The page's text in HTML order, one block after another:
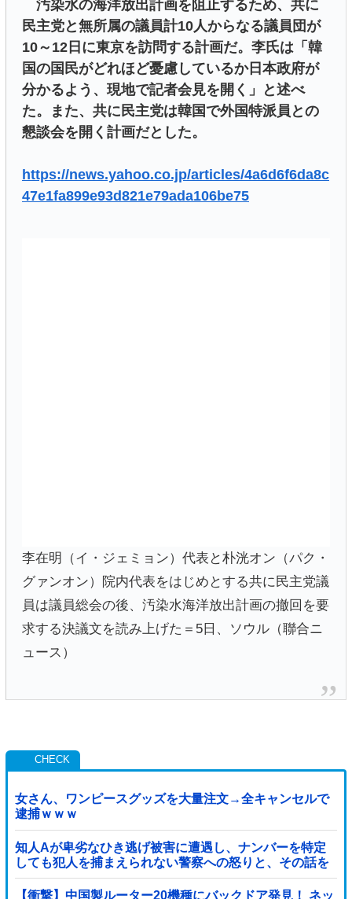
汚染水の海洋放出計画を阻止するため、共に
民主党と無所属の議員計10人からなる議員団が
10～12日に東京を訪問する計画だ。李氏は「韓
国の国民がどれほど憂慮しているか日本政府が
分かるよう、現地で記者会見を開く」と述べ
た。また、共に民主党は韓国で外国特派員との
懇談会を開く計画だとした。
https://news.yahoo.co.jp/articles/4a6d6f6da8c
47e1fa899e93d821e79ada106be75
李在明（イ・ジェミョン）代表と朴洸オン（パク・
グァンオン）院内代表をはじめとする共に民主党議
員は議員総会の後、汚染水海洋放出計画の撤回を要
求する決議文を読み上げた＝5日、ソウル（聯合ニ
ュース）
女さん、ワンピースグッズを大量注文→全キャンセルで
逮捕ｗｗｗ
知人Aが卑劣なひき逃げ被害に遭遇し、ナンバーを特定
しても犯人を捕まえられない警察への怒りと、その話を
聞いて「逃げた方が得じゃん」と言い放ったBの神経が
わからん
【衝撃】中国製ルーター20機種にバックドア発見！ ネッ